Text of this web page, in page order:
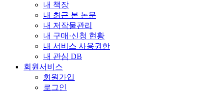
내 책장
내 최근 본 논문
내 저작물관리
내 구매·신청 현황
내 서비스 사용권한
내 관심 DB
회원서비스
회원가입
로그인